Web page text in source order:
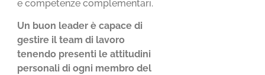
e competenze complementari.
Un buon leader è capace di
gestire il team di lavoro
tenendo presenti le attitudini
personali di ogni membro del